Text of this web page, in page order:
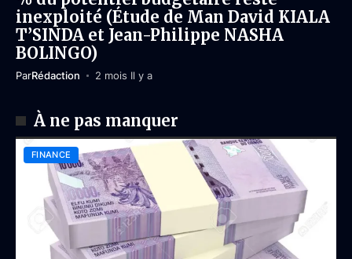
inexploité (Étude de Man David KIALA
T’SINDA et Jean-Philippe NASHA
BOLINGO)
ParRédaction 2 mois Il y a
À ne pas manquer
FINANCE